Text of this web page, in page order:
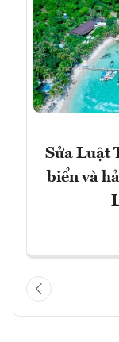
Sửa Luật
biển và